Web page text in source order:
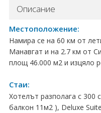
Албания
Хърватия
Гърция
Италия
Описание
Местоположение:
Намира се на 60 км от
Манавгат и на 2.7 км от
площ 46.000 м2 и изцяло
Стаи:
Хотелът разполага с 300
балкон 11м2 ), Deluxe